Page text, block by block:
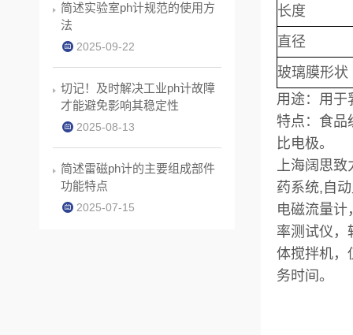
长度
直径
玻璃膜形状
用途：用于
特点：食品
比电极。
上海阔思致
药系统,自
电磁流量
率测试仪，
体搅拌机，
务时间。
简述实验室ph计规范的使用方
法
2025-09-22
切记！及时解决工业ph计故障
才能避免影响其稳定性
2025-08-13
简述雷磁ph计的主要组成部件
功能特点
2025-07-15